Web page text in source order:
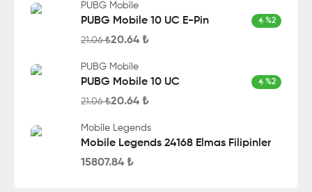
PUBG Mobile
PUBG Mobile 10 UC E-Pin %2
21.06₺20.64 ₺
PUBG Mobile
PUBG Mobile 10 UC %2
21.06₺20.64 ₺
Mobile Legends
Mobile Legends 24168 Elmas Filipinler
15807.84 ₺